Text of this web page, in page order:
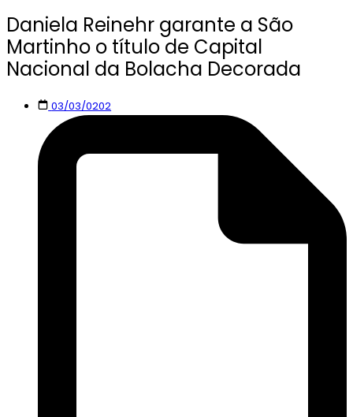
Daniela Reinehr garante a São
Martinho o título de Capital
Nacional da Bolacha Decorada
03/03/0202